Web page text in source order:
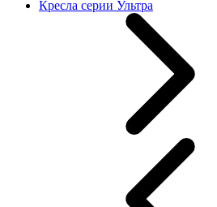
Кресла серии Ультра